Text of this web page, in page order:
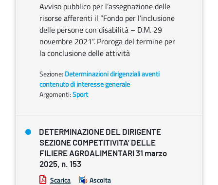
Avviso pubblico per l’assegnazione delle
risorse afferenti il “Fondo per l’inclusione
delle persone con disabilità – D.M. 29
novembre 2021”. Proroga del termine per
la conclusione delle attività
Sezione: Determinazioni dirigenziali aventi
contenuto di interesse generale
Argomenti:Sport
DETERMINAZIONE DEL DIRIGENTE
SEZIONE COMPETITIVITA’ DELLE
FILIERE AGROALIMENTARI 31 marzo
2025, n. 153
Scarica Ascolta